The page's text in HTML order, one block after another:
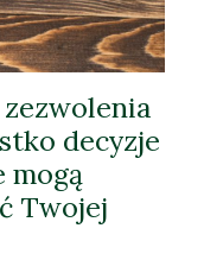
decyzje
mogą
Twojej